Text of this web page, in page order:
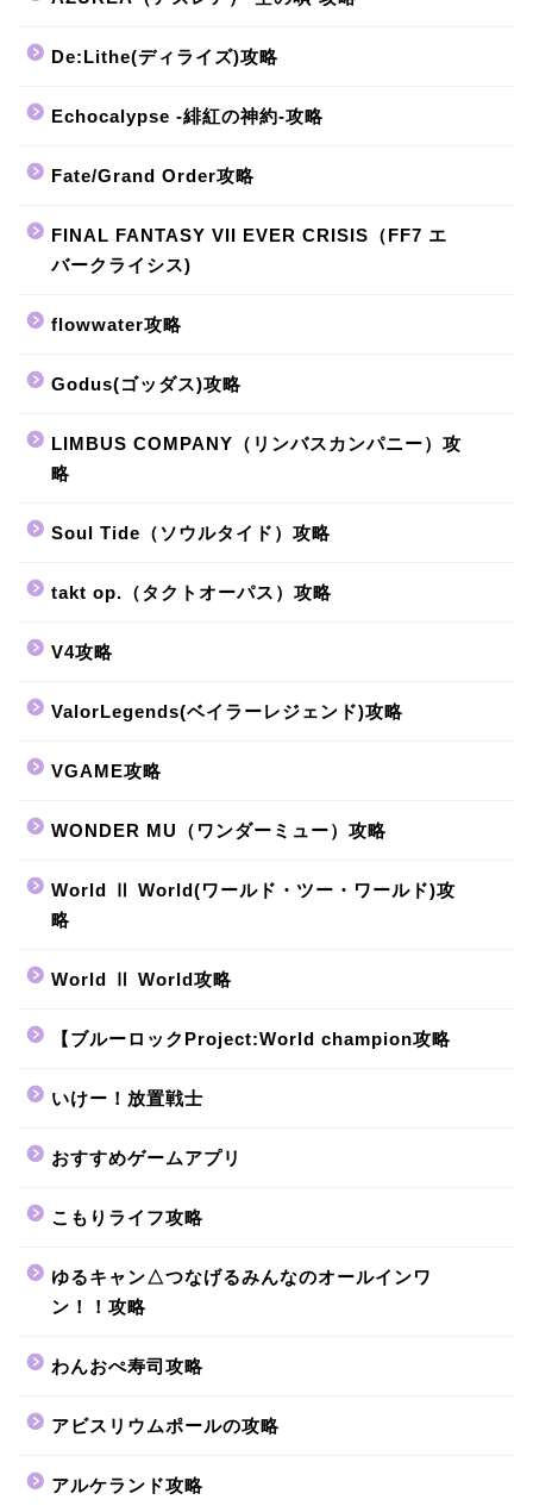
De:Lithe(ディライズ)攻略
Echocalypse -緋紅の神約-攻略
Fate/Grand Order攻略
FINAL FANTASY VII EVER CRISIS（FF7 エ
バークライシス)
flowwater攻略
Godus(ゴッダス)攻略
LIMBUS COMPANY（リンバスカンパニー）攻
略
Soul Tide（ソウルタイド）攻略
takt op.（タクトオーパス）攻略
V4攻略
ValorLegends(ベイラーレジェンド)攻略
VGAME攻略
WONDER MU（ワンダーミュー）攻略
World Ⅱ World(ワールド・ツー・ワールド)攻
略
World Ⅱ World攻略
【ブルーロックProject:World champion攻略
いけー！放置戦士
おすすめゲームアプリ
こもりライフ攻略
ゆるキャン△つなげるみんなのオールインワ
ン！！攻略
わんおぺ寿司攻略
アビスリウムポールの攻略
アルケランド攻略